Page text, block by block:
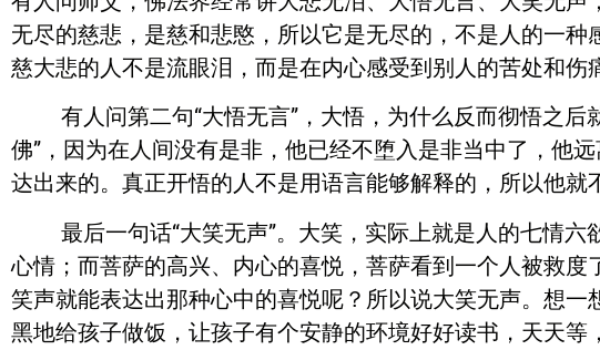
无尽的慈悲，是慈和悲愍，所以它是无尽的，不是人的一
慈大悲的人不是流眼泪，而是在内心感受到别人的苦处和伤
有人问第二句“大悟无言”，大悟，为什么反而彻悟之后
佛”，因为在人间没有是非，他已经不堕入是非当中了，他
达出来的。真正开悟的人不是用语言能够解释的，所以他就
最后一句话“大笑无声”。大笑，实际上就是人的七情六
心情；而菩萨的高兴、内心的喜悦，菩萨看到一个人被救
笑声就能表达出那种心中的喜悦呢？所以说大笑无声。想
黑地给孩子做饭，让孩子有个安静的环境好好读书，天天